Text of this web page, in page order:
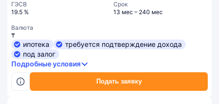
Подать заявку
ГЭСВ
19.5 %
Срок
13 мес – 240 мес
Валюта
₸
ипотека
требуется подтверждение дохода
под залог
Подробные условия